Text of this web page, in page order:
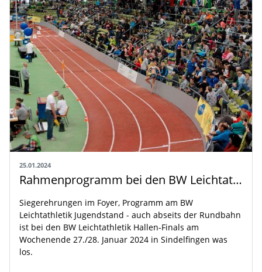
25.01.2024
Rahmenprogramm bei den BW Leichtathletik Hallen-Finals
Siegerehrungen im Foyer, Programm am BW
Leichtathletik Jugendstand - auch abseits der Rundbahn
ist bei den BW Leichtathletik Hallen-Finals am
Wochenende 27./28. Januar 2024 in Sindelfingen was
los.